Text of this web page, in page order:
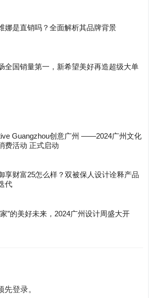
娜是直销吗？全面解析其品牌背景
全国销量第一，新希望美好再造超级大单
Guangzhou创意广州 ——2024广州文化
费活动 正式启动
享财富25怎么样？双被保人设计诠释产品
代
”的美好未来，2024广州设计周盛大开
先登录。